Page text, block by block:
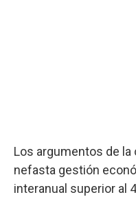
Los argumentos de la
nefasta gestión
interanual superior al